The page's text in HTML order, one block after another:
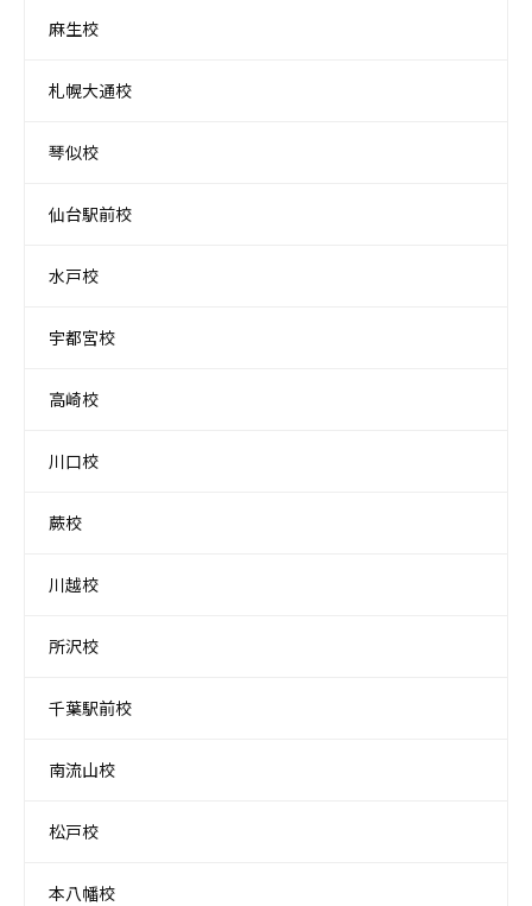
麻生校
札幌大通校
琴似校
仙台駅前校
水戸校
宇都宮校
高崎校
川口校
蕨校
川越校
所沢校
千葉駅前校
南流山校
松戸校
本八幡校